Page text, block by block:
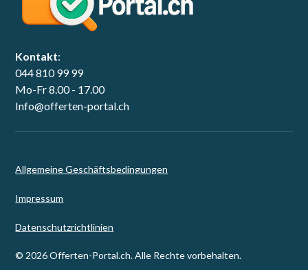
Kontakt:
044 810 99 99
Mo-Fr 8.00 - 17.00
Info@offerten-portal.ch
© 2026 Offerten-Portal.ch. Alle Rechte vorbehalten.
Allgemeine Geschäftsbedingungen
Impressum
Datenschutzrichtlinien